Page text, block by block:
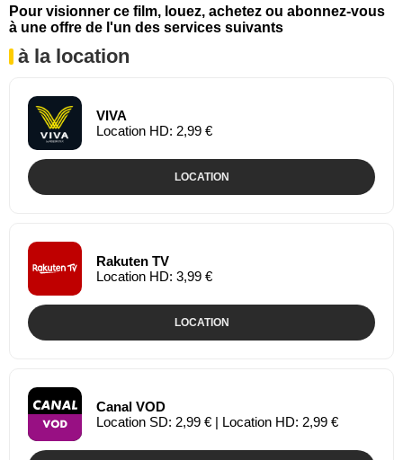
Pour visionner ce film, louez, achetez ou abonnez-vous
à une offre de l'un des services suivants
à la location
VIVA
Location HD: 2,99 €
LOCATION
Rakuten TV
Location HD: 3,99 €
LOCATION
Canal VOD
Location SD: 2,99 € | Location HD: 2,99 €